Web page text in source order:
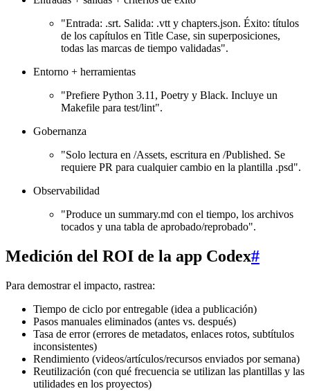
"Entrada: .srt. Salida: .vtt y chapters.json. Éxito: títulos
de los capítulos en Title Case, sin superposiciones,
todas las marcas de tiempo validadas".
Entorno + herramientas
"Prefiere Python 3.11, Poetry y Black. Incluye un
Makefile para test/lint".
Gobernanza
"Solo lectura en /Assets, escritura en /Published. Se
requiere PR para cualquier cambio en la plantilla .psd".
Observabilidad
"Produce un summary.md con el tiempo, los archivos
tocados y una tabla de aprobado/reprobado".
Medición del ROI de la app Codex#
Para demostrar el impacto, rastrea:
Tiempo de ciclo por entregable (idea a publicación)
Pasos manuales eliminados (antes vs. después)
Tasa de error (errores de metadatos, enlaces rotos, subtítulos
inconsistentes)
Rendimiento (videos/artículos/recursos enviados por semana)
Reutilización (con qué frecuencia se utilizan las plantillas y las
utilidades en los proyectos)